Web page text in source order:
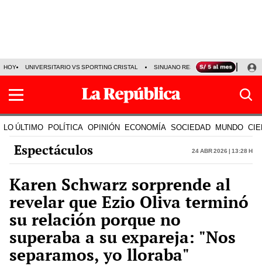
HOY UNIVERSITARIO VS SPORTING CRISTAL SINUANO RESULTADOS HOY
LO ÚLTIMO POLÍTICA OPINIÓN ECONOMÍA SOCIEDAD MUNDO
Espectáculos 24 Abr 2026 | 13:28 h
Karen Schwarz sorprende al
revelar que Ezio Oliva terminó
su relación porque no
superaba a su expareja: "Nos
separamos, yo lloraba"